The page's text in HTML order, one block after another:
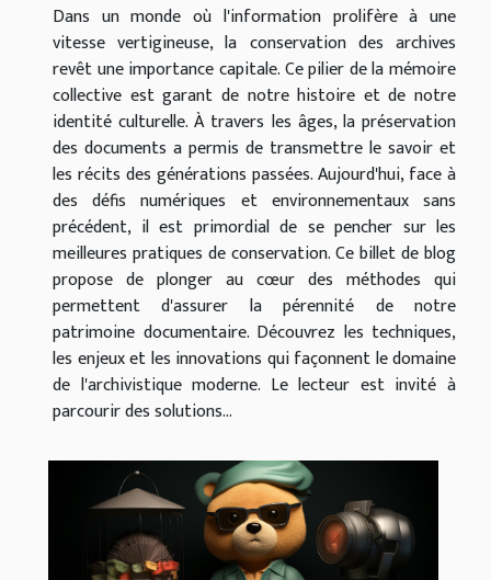
Dans un monde où l'information prolifère à une
vitesse vertigineuse, la conservation des archives
revêt une importance capitale. Ce pilier de la mémoire
collective est garant de notre histoire et de notre
identité culturelle. À travers les âges, la préservation
des documents a permis de transmettre le savoir et
les récits des générations passées. Aujourd'hui, face à
des défis numériques et environnementaux sans
précédent, il est primordial de se pencher sur les
meilleures pratiques de conservation. Ce billet de blog
propose de plonger au cœur des méthodes qui
permettent d'assurer la pérennité de notre
patrimoine documentaire. Découvrez les techniques,
les enjeux et les innovations qui façonnent le domaine
de l'archivistique moderne. Le lecteur est invité à
parcourir des solutions...